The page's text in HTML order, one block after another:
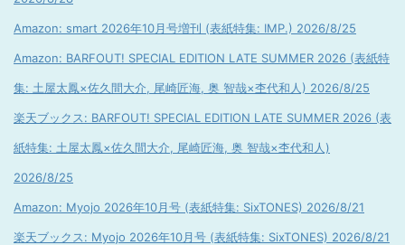
Amazon: smart 2026年10月号増刊 (表紙特集: IMP.) 2026/8/25
Amazon: BARFOUT! SPECIAL EDITION LATE SUMMER 2026 (表紙特
集: 土屋太鳳×佐久間大介, 尾崎匠海, 奥 智哉×杢代和人) 2026/8/25
楽天ブックス: BARFOUT! SPECIAL EDITION LATE SUMMER 2026 (表
紙特集: 土屋太鳳×佐久間大介, 尾崎匠海, 奥 智哉×杢代和人)
2026/8/25
Amazon: Myojo 2026年10月号 (表紙特集: SixTONES) 2026/8/21
楽天ブックス: Myojo 2026年10月号 (表紙特集: SixTONES) 2026/8/21